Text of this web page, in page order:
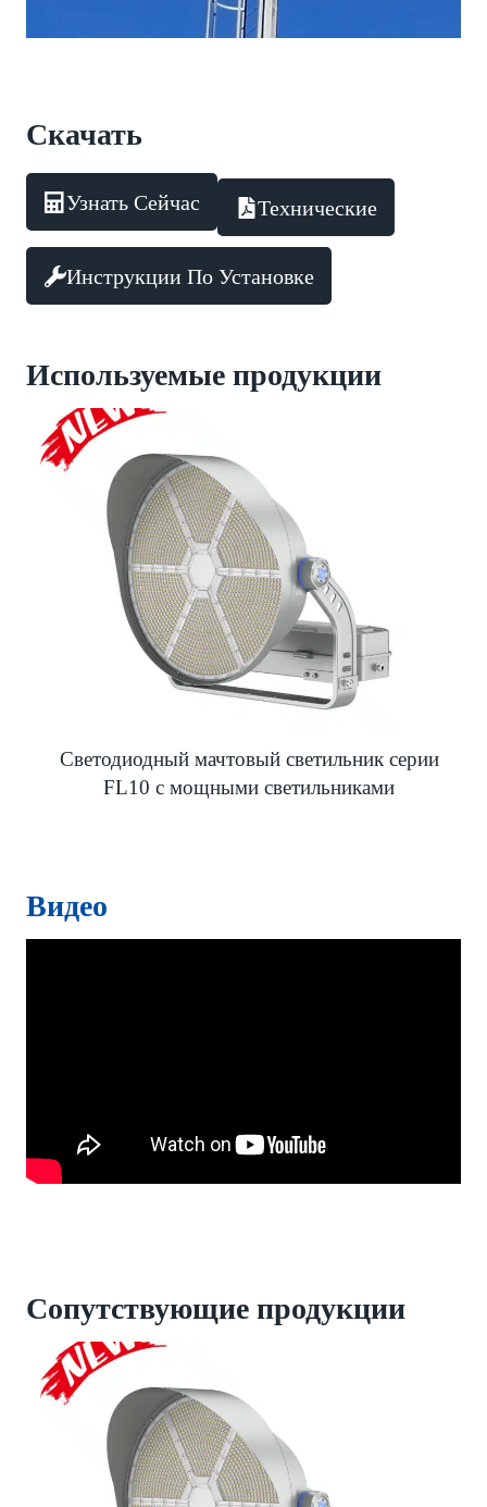
Скачать
Узнать Сейчас Технические
Инструкции По Установке
Используемые продукции
Светодиодный мачтовый светильник серии
FL10 с мощными светильниками
Видео
Сопутствующие продукции